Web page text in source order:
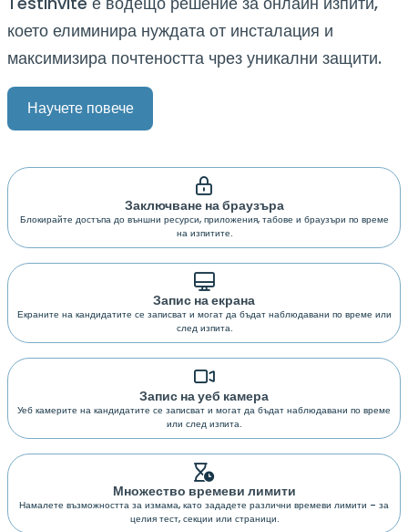
което елиминира нуждата от инсталация и
максимизира почтеността чрез уникални защити.
Научете повече
Заключване на браузъра
Блокирайте достъпа до външни ресурси, приложения, табове и браузъри по време
на изпитите.
Запис на екрана
Екраните на кандидатите се записват и могат да бъдат наблюдавани по време или
след изпита.
Запис на уеб камера
Уеб камерите на кандидатите се записват и могат да бъдат наблюдавани по време
или след изпита.
Множество времеви лимити
Намалете възможността за измама, като зададете различни времеви лимити – за
целия тест, секции или страници.